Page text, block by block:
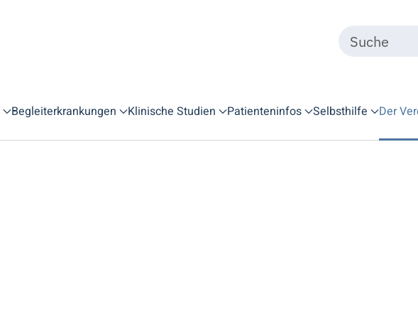
Begleiterkrankungen Klinische Studien Patienteninfos Selbsthilfe Der